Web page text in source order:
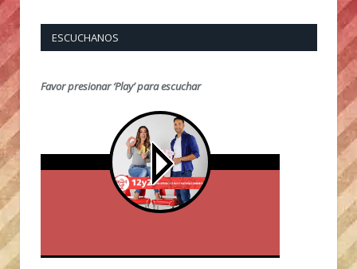
ESCUCHANOS
Favor presionar ‘Play’ para escuchar